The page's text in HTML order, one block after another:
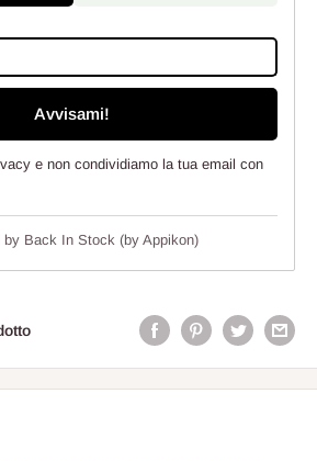
Avvisami!
e non condividiamo la tua email con
by Back In Stock (by Appikon)